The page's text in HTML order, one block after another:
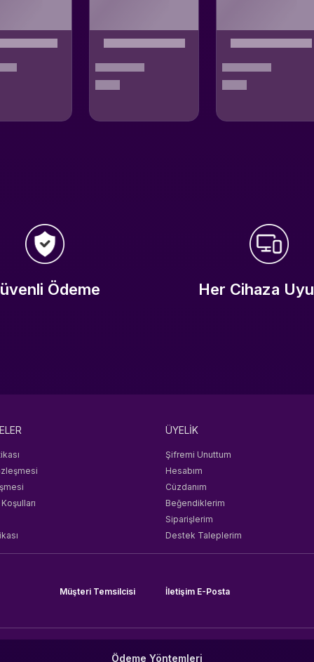
Ödeme Her Cihaza
ÜYELİK
Şifremi Unuttum
Hesabım
Cüzdanım
Beğendiklerim
Siparişlerim
Destek Taleplerim
Müşteri Temsilcisi İletişim E-Posta
Ödeme Yöntemleri